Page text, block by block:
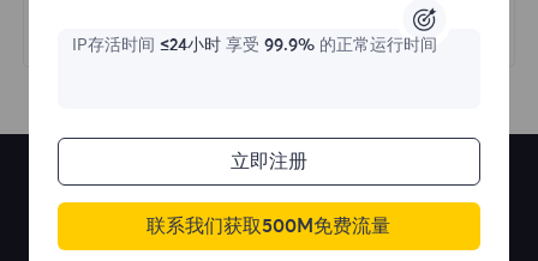
账密提取
IP存活时间 ≤24小时享受 99.9%的正常运行时间
立即注册
联系我们获取500M免费流量